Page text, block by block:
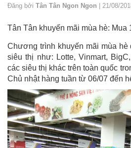
Đăng bởi Tân Tân Ngon Ngon | 21/08/
Tân Tân khuyến mãi mùa hè: Mua
Chương trình khuyến mãi mùa hè
siêu thị như: Lotte, Vinmart,
các siêu thị khác trên toàn quốc
Chủ nhật hàng tuần từ 06/07 đến